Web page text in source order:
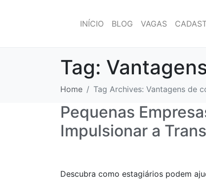
INÍCIO BLOG VAGAS
Tag:
Home Tag Archives: Vantagens de
Pequenas
Impulsionar a
Descubra como estagiários podem